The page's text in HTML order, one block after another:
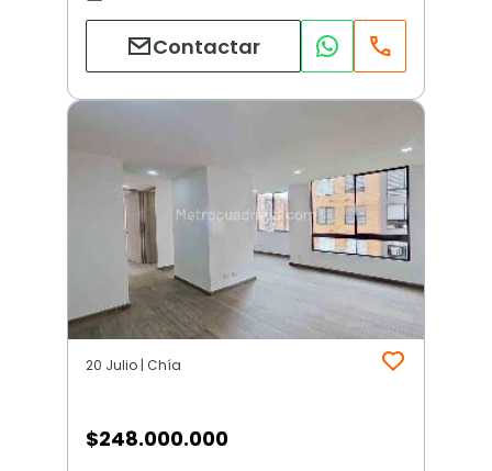
Contactar
20 Julio | Chía
$248.000.000